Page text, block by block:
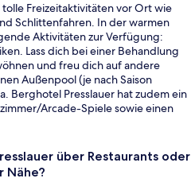
Freizeitaktivitäten vor Ort wie
Schlittenfahren. In der warmen
Aktivitäten zur Verfügung:
Lass dich bei einer Behandlung
und freu dich auf andere
Außenpool (je nach Saison
Berghotel Presslauer hat zudem ein
Arcade-Spiele sowie einen
über Restaurants oder
Nähe?